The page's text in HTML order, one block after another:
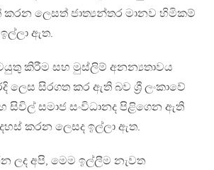
කරන ලෙසත් ජාත්‍යන්තර මානව හිමිකම්
ඇත.
කිරීම සහ මුස්ලිම් අනන්‍යතාවය
ලෙස සිරගත කර ඇති බව ශ්‍රී ලංකාවේ
සහ සිවිල් සමාජ සංවිධානද පිළිගෙන ඇති
කරන ලෙසද ඉල්ලා ඇත.
ලද අපි, මෙම ඉල්ලීම නැවත